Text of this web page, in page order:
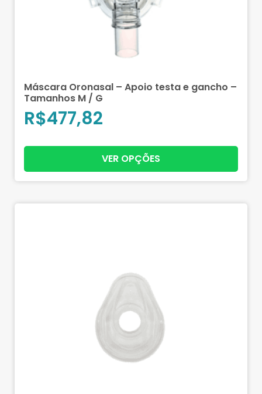
Máscara Oronasal – Apoio testa e gancho –
Tamanhos M / G
R$477,82
VER OPÇÕES